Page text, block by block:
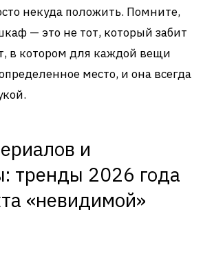
некуда положить. Помните,
— это не тот, который забит
в котором для каждой вещи
место, и она всегда
и
тренды 2026 года
«невидимой»